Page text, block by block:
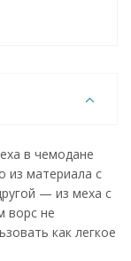
в чемодане
из материала с
— из меха с
ворс не
как легкое